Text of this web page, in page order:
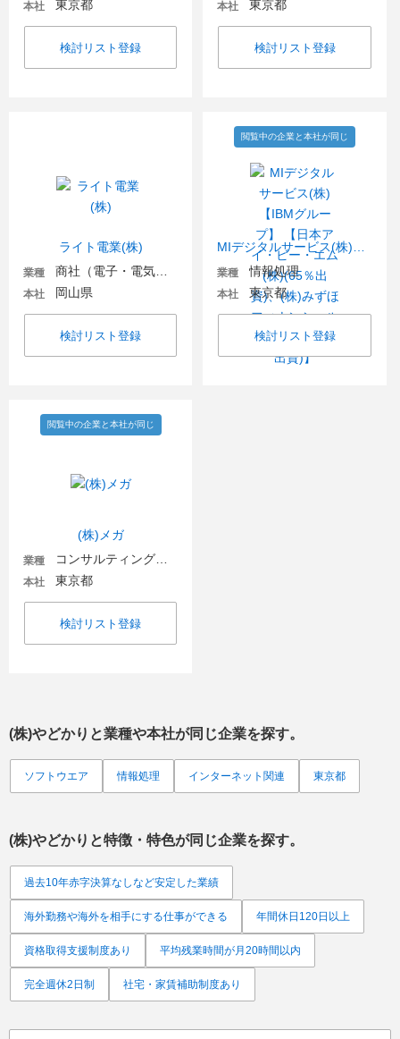
本社 東京都
検討リスト登録
本社 東京都
検討リスト登録
ライト電業(株)
業種
本社 岡山県
検討リスト登録
閲覧中の企業と本社が同じ
業種 情報処理
本社 東京都
検討リスト登録
(株)メガ
閲覧中の企業と本社が同じ
業種
本社 東京都
検討リスト登録
(株)やどかり と業種や本社が同じ企業を探す。
ソフトウエア 情報処理 インターネット関連 東京都
(株)やどかり と特徴・特色が同じ企業を探す。
過去10年赤字決算なしなど安定した業績
海外勤務や海外を相手にする仕事ができる 年間休日120日以上
資格取得支援制度あり 平均残業時間が月20時間以内
完全週休2日制 社宅・家賃補助制度あり